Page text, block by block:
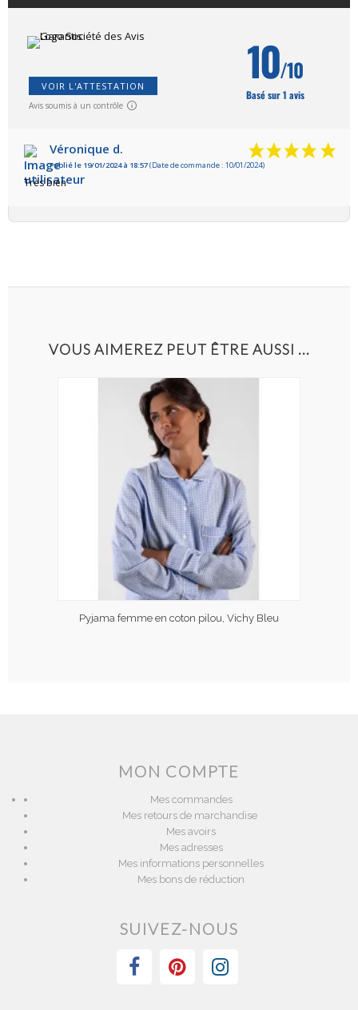
VOIR L'ATTESTATION
Avis soumis à un contrôle
10/10
Basé sur 1 avis
Véronique d.
Publié le 19/01/2024 à 18:57(Date de commande : 10/01/2024)
Très bien
VOUS AIMEREZ PEUT ÊTRE AUSSI ...
Pyjama femme en coton pilou, Vichy Bleu
MON COMPTE
Mes commandes
Mes retours de marchandise
Mes avoirs
Mes adresses
Mes informations personnelles
Mes bons de réduction
SUIVEZ-NOUS